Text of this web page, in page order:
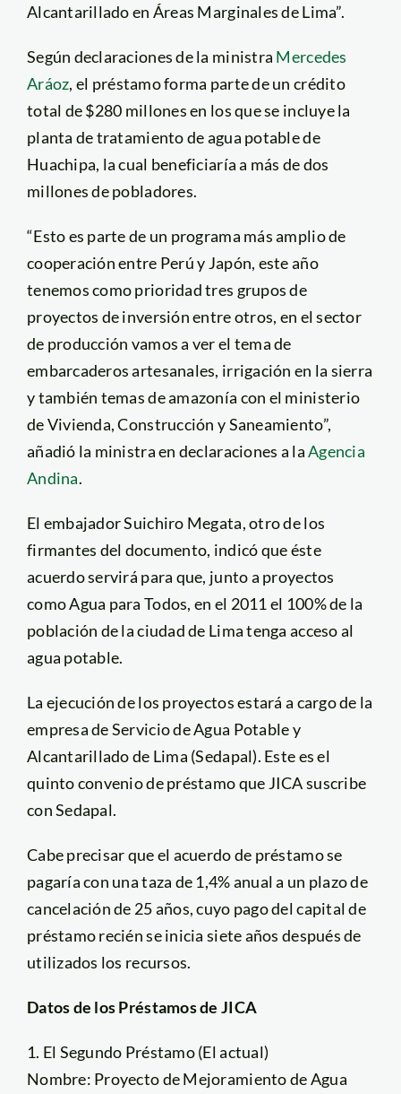
Alcantarillado en Áreas Marginales de Lima”.
Según declaraciones de la ministra Mercedes
Aráoz, el préstamo forma parte de un crédito
total de $280 millones en los que se incluye la
planta de tratamiento de agua potable de
Huachipa, la cual beneficiaría a más de dos
millones de pobladores.
“Esto es parte de un programa más amplio de
cooperación entre Perú y Japón, este año
tenemos como prioridad tres grupos de
proyectos de inversión entre otros, en el sector
de producción vamos a ver el tema de
embarcaderos artesanales, irrigación en la sierra
y también temas de amazonía con el ministerio
de Vivienda, Construcción y Saneamiento”,
añadió la ministra en declaraciones a laAgencia
Andina.
El embajador Suichiro Megata, otro de los
firmantes del documento, indicó que éste
acuerdo servirá para que, junto a proyectos
como Agua para Todos, en el 2011 el 100% de la
población de la ciudad de Lima tenga acceso al
agua potable.
La ejecución de los proyectos estará a cargo de la
empresa de Servicio de Agua Potable y
Alcantarillado de Lima (Sedapal). Este es el
quinto convenio de préstamo que JICA suscribe
con Sedapal.
Cabe precisar que el acuerdo de préstamo se
pagaría con una taza de 1,4% anual a un plazo de
cancelación de 25 años, cuyo pago del capital de
préstamo recién se inicia siete años después de
utilizados los recursos.
Datos de los Préstamos de JICA
1. El Segundo Préstamo (El actual)
Nombre: Proyecto de Mejoramiento de Agua